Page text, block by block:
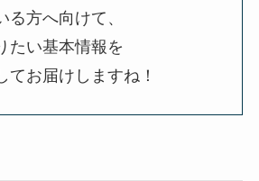
る方へ向けて、
たい基本情報を
てお届けしますね！